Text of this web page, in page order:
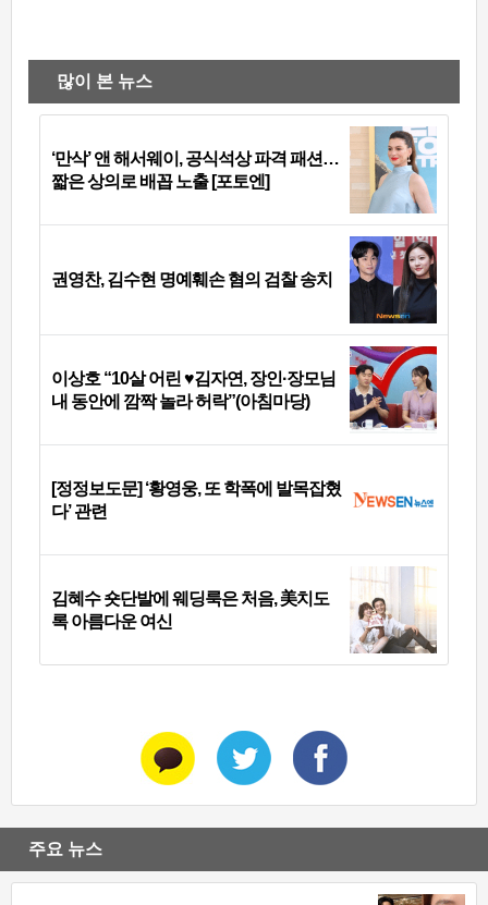
많이 본 뉴스
‘만삭’ 앤 해서웨이, 공식석상 파격 패션…
짧은 상의로 배꼽 노출 [포토엔]
권영찬, 김수현 명예훼손 혐의 검찰 송치
이상호 “10살 어린 ♥김자연, 장인·장모님
내 동안에 깜짝 놀라 허락”(아침마당)
[정정보도문] ‘황영웅, 또 학폭에 발목잡혔
다’ 관련
김혜수 숏단발에 웨딩룩은 처음, 美치도
록 아름다운 여신
주요 뉴스